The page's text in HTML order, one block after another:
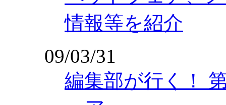
情報等を紹介
09/03/31
編集部が行く！